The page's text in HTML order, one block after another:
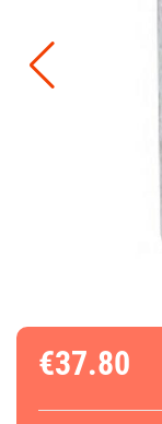
€37.80